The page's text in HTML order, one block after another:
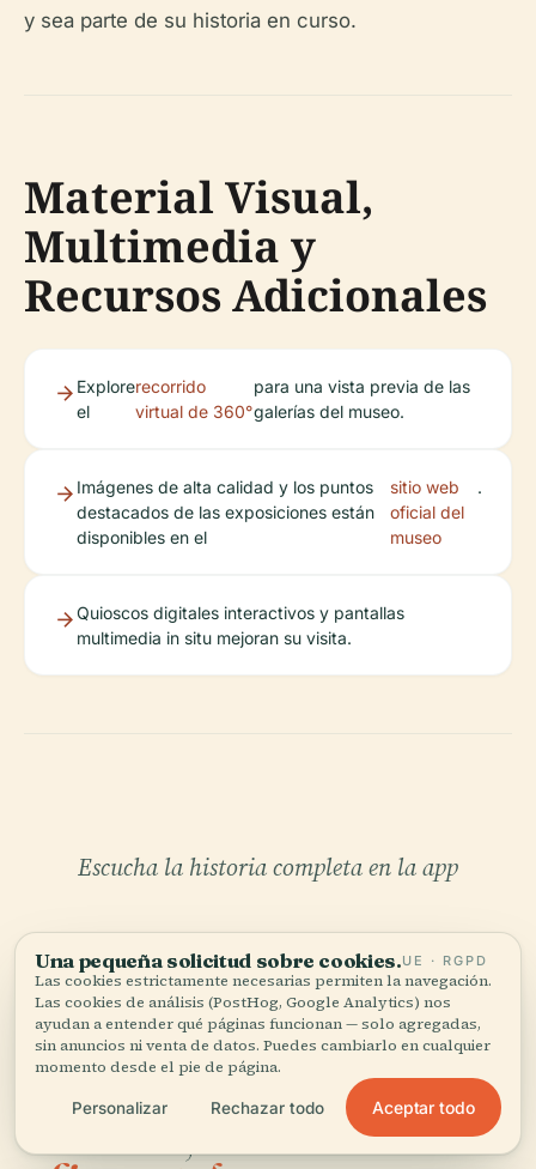
y sea parte de su historia en curso.
Material Visual,
Multimedia y
Recursos Adicionales
Explore
el
recorrido
virtual de 360°
para una vista previa de las
galerías del museo.
Imágenes de alta calidad y los puntos
destacados de las exposiciones están
disponibles en el
sitio web
oficial del
museo
.
Quioscos digitales interactivos y pantallas
multimedia in situ mejoran su visita.
Escucha la historia completa en la app
TU CURADOR PERSONAL
Todo Museo de Historia de
Una pequeña solicitud sobre cookies.UE · RGPD
Las cookies estrictamente necesarias permiten la navegación.
Las cookies de análisis (PostHog, Google Analytics) nos
ayudan a entender qué páginas funcionan — solo agregadas,
sin anuncios ni venta de datos. Puedes cambiarlo en cualquier
momento desde el pie de página.
Personalizar Rechazar todo Aceptar todo